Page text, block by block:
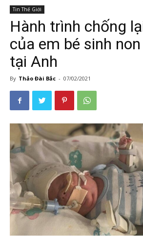
Tin Thế Giới
Hành trình chống
của em bé sinh
tại Anh
By Thảo Đài Bắc - 07/02/2021